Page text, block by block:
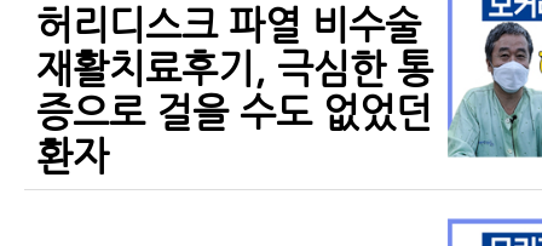
허리디스크 파열 비수술
재활치료후기, 극심한 통
증으로 걸을 수도 없었던
환자